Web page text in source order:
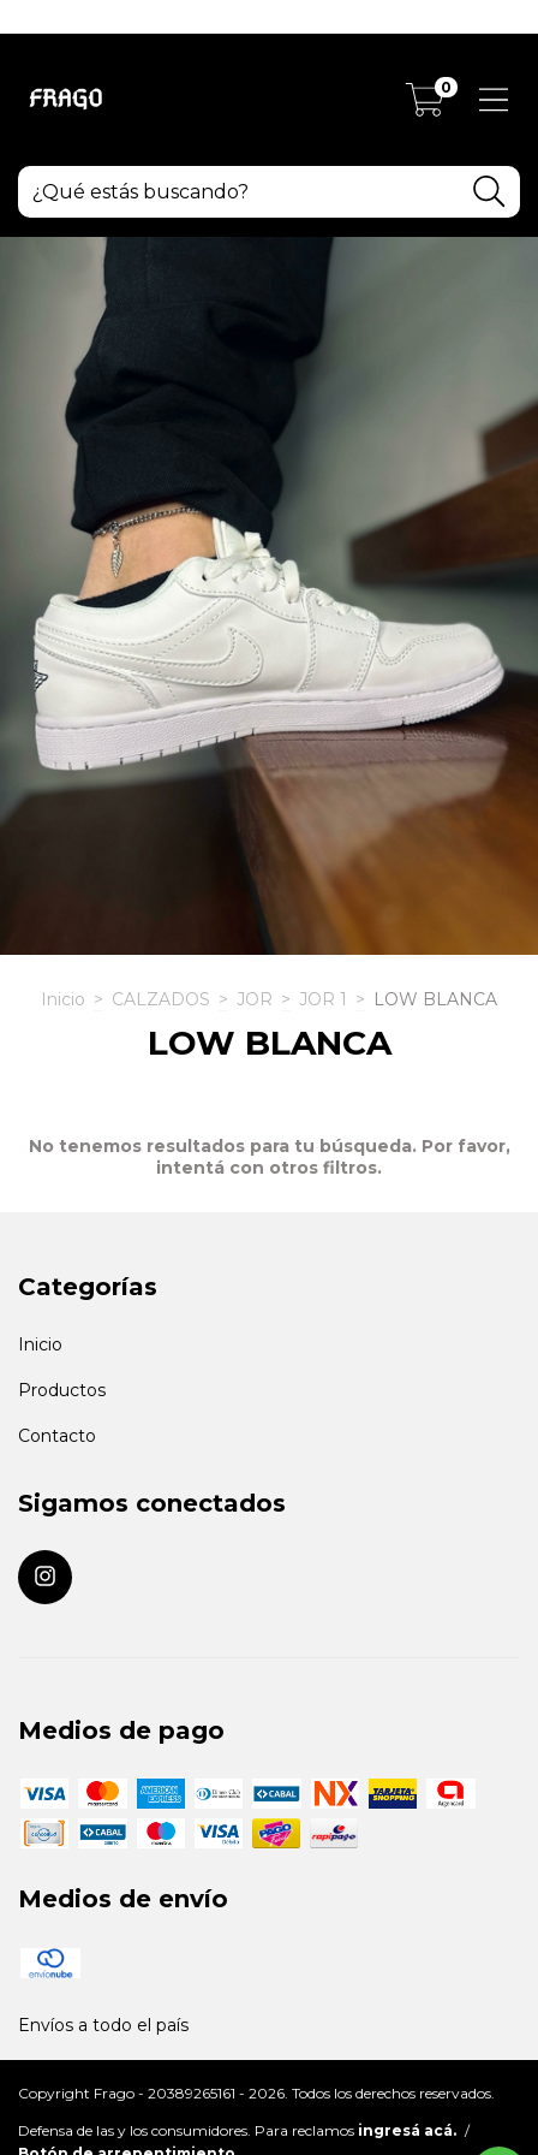
0
Inicio > CALZADOS > JOR > JOR 1 > LOW BLANCA
LOW BLANCA
No tenemos resultados para tu búsqueda. Por favor,
intentá con otros filtros.
Categorías
Inicio
Productos
Contacto
Sigamos conectados
Medios de pago
Medios de envío
Envíos a todo el país
Copyright Frago - 20389265161 - 2026. Todos los derechos reservados.
Defensa de las y los consumidores. Para reclamos ingresá acá. /